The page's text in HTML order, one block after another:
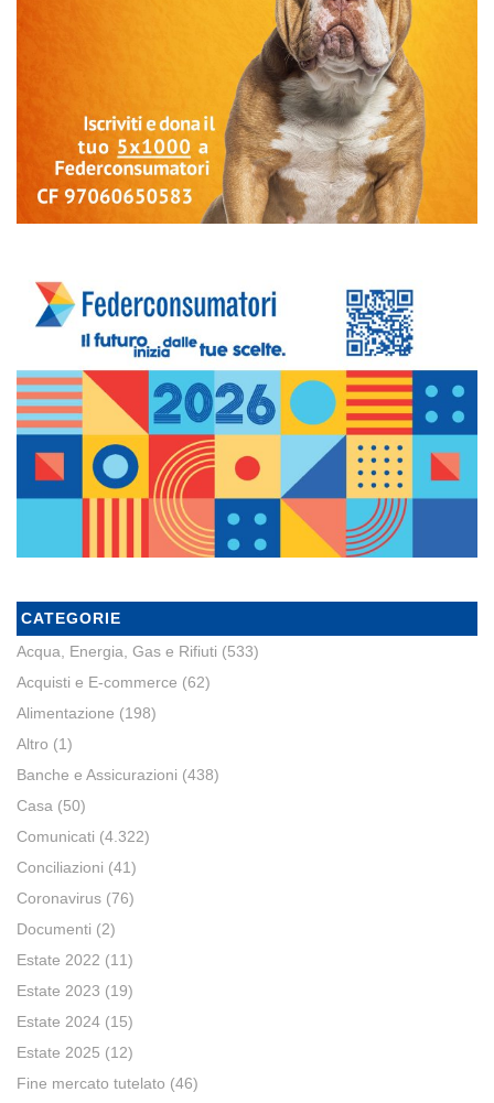
CATEGORIE
Acqua, Energia, Gas e Rifiuti (533)
Acquisti e E-commerce (62)
Alimentazione (198)
Altro (1)
Banche e Assicurazioni (438)
Casa (50)
Comunicati (4.322)
Conciliazioni (41)
Coronavirus (76)
Documenti (2)
Estate 2022 (11)
Estate 2023 (19)
Estate 2024 (15)
Estate 2025 (12)
Fine mercato tutelato (46)